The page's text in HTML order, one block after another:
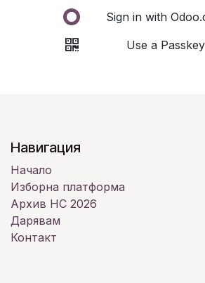
Sign in with
Use a Passkey
Навигация
Начало
Изборна платформа
Архив НС 2026
Дарявам
Контакт